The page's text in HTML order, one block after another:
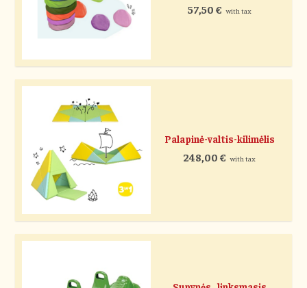
57,50 € with tax
Palapinė-valtis-kilimėlis
248,00€ with tax